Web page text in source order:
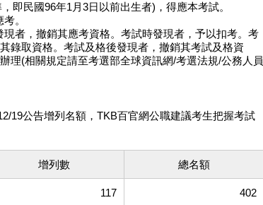
即民國96年1月3日以前出生者)，得應本考試。
。
者，撤銷其應考資格。考試時發現者，予以扣考。考
錄取資格。考試及格後發現者，撤銷其考試及格資
理(相關規定請至考選部全球資訊網/考選法規/公務人員
19公告增列名額，TKB百官網公職建議考生把握考試
增列數 總名額
117 402